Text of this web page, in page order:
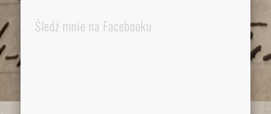
Śledź mnie na Facebooku